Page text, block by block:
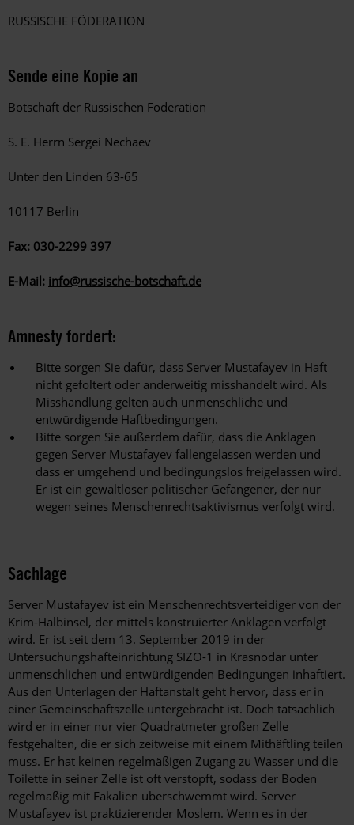
RUSSISCHE FÖDERATION
Sende eine Kopie an
Botschaft der Russischen Föderation
S. E. Herrn Sergei Nechaev
Unter den Linden 63-65
10117 Berlin
Fax: 030-2299 397
E-Mail: info@russische-botschaft.de
Amnesty fordert:
Bitte sorgen Sie dafür, dass Server Mustafayev in Haft
nicht gefoltert oder anderweitig misshandelt wird. Als
Misshandlung gelten auch unmenschliche und
entwürdigende Haftbedingungen.
Bitte sorgen Sie außerdem dafür, dass die Anklagen
gegen Server Mustafayev fallengelassen werden und
dass er umgehend und bedingungslos freigelassen wird.
Er ist ein gewaltloser politischer Gefangener, der nur
wegen seines Menschenrechtsaktivismus verfolgt wird.
Sachlage
Server Mustafayev ist ein Menschenrechtsverteidiger von der
Krim-Halbinsel, der mittels konstruierter Anklagen verfolgt
wird. Er ist seit dem 13. September 2019 in der
Untersuchungshafteinrichtung SIZO-1 in Krasnodar unter
unmenschlichen und entwürdigenden Bedingungen inhaftiert.
Aus den Unterlagen der Haftanstalt geht hervor, dass er in
einer Gemeinschaftszelle untergebracht ist. Doch tatsächlich
wird er in einer nur vier Quadratmeter großen Zelle
festgehalten, die er sich zeitweise mit einem Mithäftling teilen
muss. Er hat keinen regelmäßigen Zugang zu Wasser und die
Toilette in seiner Zelle ist oft verstopft, sodass der Boden
regelmäßig mit Fäkalien überschwemmt wird. Server
Mustafayev ist praktizierender Moslem. Wenn es in der